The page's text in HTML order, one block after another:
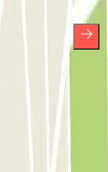
Privacy per ricevere
alcun impegno,
dalla stessa newsletter.